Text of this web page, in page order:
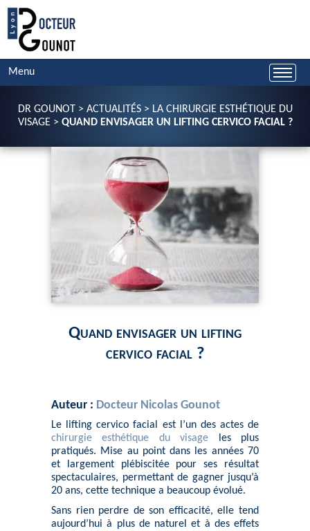
Menu
DR GOUNOT > ACTUALITÉS> LA CHIRURGIE ESTHÉTIQUE DU
VISAGE> QUAND ENVISAGER UN LIFTING CERVICO FACIAL ?
Quand envisager un lifting
cervico facial ?
Auteur : Docteur Nicolas Gounot
Le lifting cervico facial est l’un des actes de
chirurgie esthétique du visage les plus
pratiqués. Mise au point dans les années 70
et largement plébiscitée pour ses résultat
spectaculaires, permettant de gagner jusqu’à
20 ans, cette technique a beaucoup évolué.
Sans rien perdre de son efficacité, elle tend
aujourd’hui à plus de naturel et à des effets